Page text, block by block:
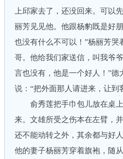
上邱家去了，还没回来。可以
丽芳见见他。他跟杨豹既是好
也没有什么不可以！”杨丽芳哭
哥。他给我们家送信，叫我爷
言也没有，他是一个好人！”德
说：“把外面那人请进来，让到
俞秀莲把手巾包儿放在桌上
来。文雄所受之伤本在左臂，
还不能动转之外，其余都与好
他的妻子杨丽芳穿着旗袍，随